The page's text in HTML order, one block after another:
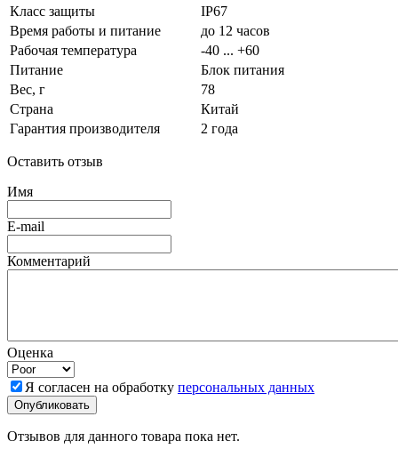
Класс защиты
IP67
Время работы и питание
до 12 часов
Рабочая температура
-40 ... +60
Питание
Блок питания
Вес, г
78
Страна
Китай
Гарантия производителя
2 года
Оставить отзыв
Имя
E-mail
Комментарий
Оценка
Я согласен на обработку персональных данных
Отзывов для данного товара пока нет.